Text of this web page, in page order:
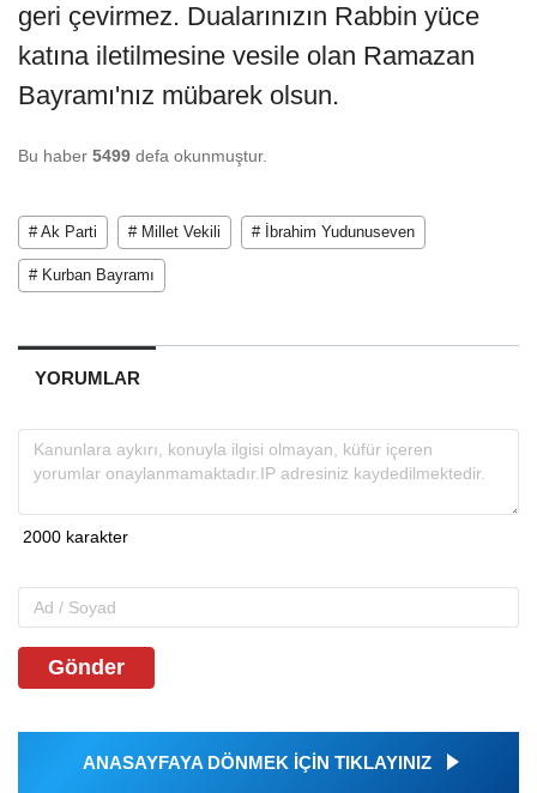
geri çevirmez. Dualarınızın Rabbin yüce
katına iletilmesine vesile olan Ramazan
Bayramı'nız mübarek olsun.
Bu haber 5499 defa okunmuştur.
# Ak Parti # Millet Vekili # İbrahim Yudunuseven
# Kurban Bayramı
YORUMLAR
Gönder
ANASAYFAYA DÖNMEK İÇİN TIKLAYINIZ